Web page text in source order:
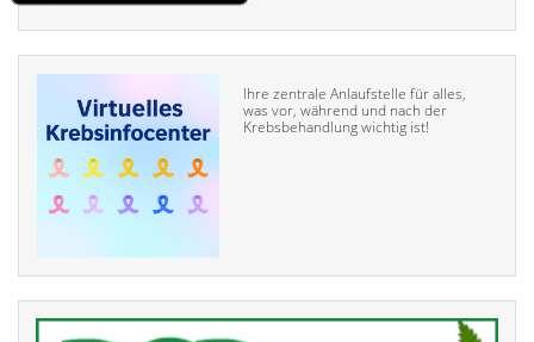
Ihre zentrale Anlaufstelle für alles,
was vor, während und nach der
Krebsbehandlung wichtig ist!